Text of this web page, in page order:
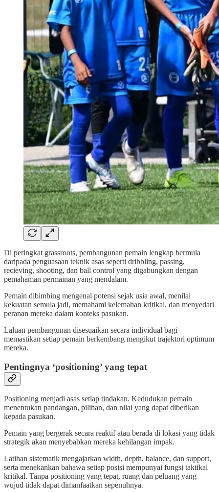
Di peringkat grassroots, pembangunan pemain lengkap bermula
daripada penguasaan teknik asas seperti dribbling, passing,
recieving, shooting, dan ball control yang digabungkan dengan
pemahaman permainan yang mendalam.
Pemain dibimbing mengenal potensi sejak usia awal, menilai
kekuatan semula jadi, memahami kelemahan kritikal, dan menyedari
peranan mereka dalam konteks pasukan.
Laluan pembangunan disesuaikan secara individual bagi
memastikan setiap pemain berkembang mengikut trajektori optimum
mereka.
Pentingnya ‘positioning’ yang tepat
Positioning menjadi asas setiap tindakan. Kedudukan pemain
menentukan pandangan, pilihan, dan nilai yang dapat diberikan
kepada pasukan.
Pemain yang bergerak secara reaktif atau berada di lokasi yang tidak
strategik akan menyebabkan mereka kehilangan impak.
Latihan sistematik mengajarkan width, depth, balance, dan support,
serta menekankan bahawa setiap posisi mempunyai fungsi taktikal
kritikal. Tanpa positioning yang tepat, ruang dan peluang yang
wujud tidak dapat dimanfaatkan sepenuhnya.